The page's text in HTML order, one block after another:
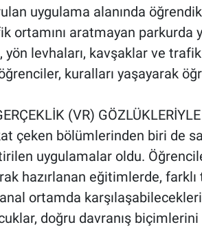
uygulama alanında
ortamını aratmayan parkurda
yön levhaları, kavşaklar ve
kuralları yaşayarak
(VR)
çeken bölümlerinden biri de
uygulamalar oldu.
hazırlanan eğitimlerde, farklı
ortamda
doğru davranış biçimlerini